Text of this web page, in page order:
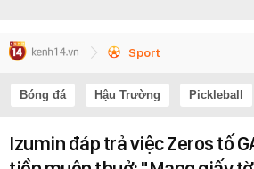
Sport
Bóng đá Hậu Trường Pickleball
Izumin đáp trả việc Zeros tố